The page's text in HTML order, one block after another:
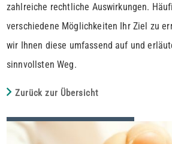
zahlreiche rechtliche Auswirkungen.
verschiedene Möglichkeiten Ihr Ziel zu
wir Ihnen diese umfassend auf und
sinnvollsten Weg.
Zurück zur Übersicht